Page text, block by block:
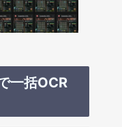
一括OCR